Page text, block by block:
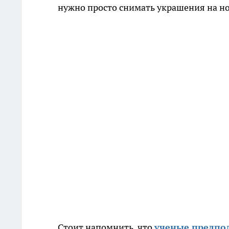
нужно просто снимать украшения на